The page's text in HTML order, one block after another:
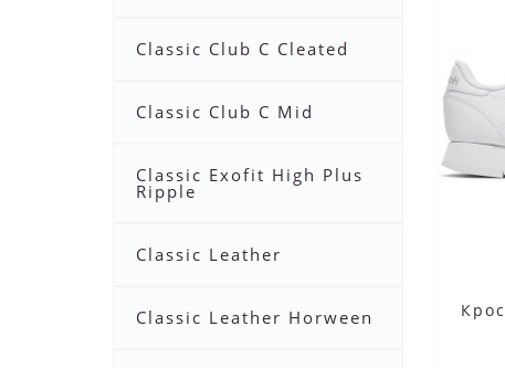
Classic Club C Cleated
Classic Club C Mid
Classic Exofit High Plus
Ripple
Classic Leather
Classic Leather Horween